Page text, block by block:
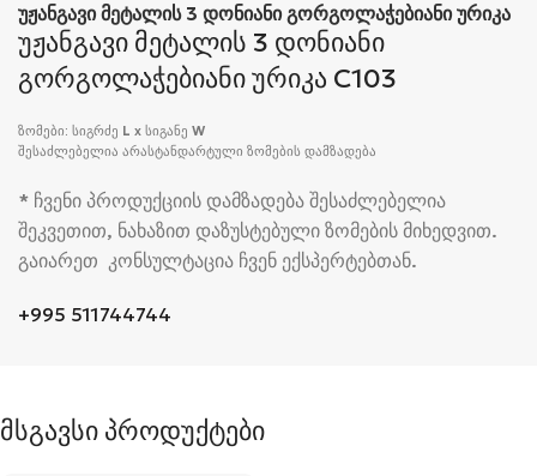
უჟანგავი მეტალის 3 დონიანი გორგოლაჭებიანი ურიკა
უჟანგავი მეტალის 3 დონიანი
გორგოლაჭებიანი ურიკა C103
ზომები: სიგრძე L x სიგანე W
შესაძლებელია არასტანდარტული ზომების დამზადება
* ჩვენი პროდუქციის დამზადება შესაძლებელია
შეკვეთით, ნახაზით დაზუსტებული ზომების მიხედვით.
გაიარეთ კონსულტაცია ჩვენ ექსპერტებთან.
+995 511744744
მსგავსი პროდუქტები